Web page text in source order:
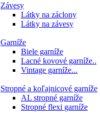
Závesy
Látky na záclony
Látky na závesy
Garníže
Biele garníže
Lacné kovové garníže..
Vintage garníže...
Stropné a koľajnicové garníže
AL stropné garníže
Stropné flexi garníže